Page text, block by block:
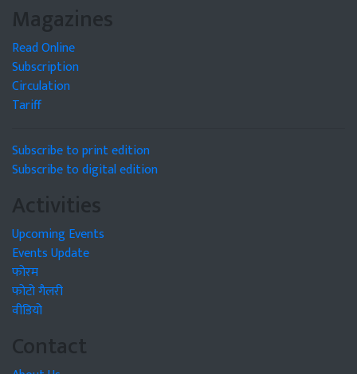
Magazines
Read Online
Subscription
Circulation
Tariff
Subscribe to print edition
Subscribe to digital edition
Activities
Upcoming Events
Events Update
फोरम
फोटो गैलरी
वीडियो
Contact